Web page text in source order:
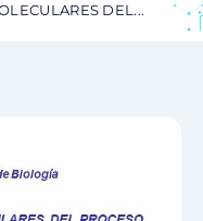
DEL...